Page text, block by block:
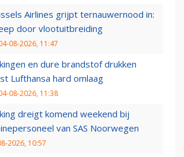
Airlines grijpt ternauwernood in:
door vlootuitbreiding
08-2026, 11:47
en dure brandstof drukken
Lufthansa hard omlaag
08-2026, 11:38
dreigt komend weekend bij
van SAS Noorwegen
2026, 10:57